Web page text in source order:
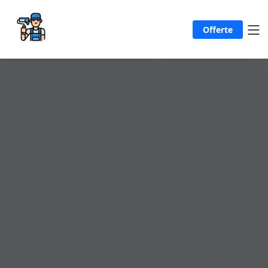
Offerte